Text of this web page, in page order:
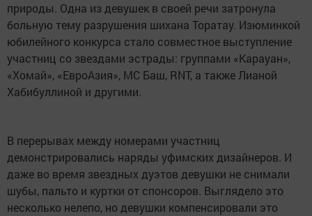
природы. Одна из девушек в своей речи затронула
больную тему разрушения шихана Торатау. Изюминкой
юбилейного конкурса стало совместное выступление
участниц со звездами эстрады: группами «Карауан»,
«Хомай», «ЕвроАзия», МС Баш, RNT, а также Лианой
Хабибуллиной и другими.
В перерывах между номерами участниц
демонстрировались наряды уфимских дизайнеров. И
даже во время звездных дуэтов девушки не снимали
шубы, пальто и куртки от спонсоров. Выглядело это
несколько нелепо, но девушки компенсировали это